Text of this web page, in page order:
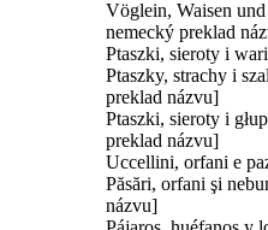
Vöglein, Waisen
nemecký preklad
Ptaszki, sieroty i
Ptaszky, strachy i
preklad názvu]
Ptaszki, sieroty i
preklad názvu]
Uccellini, orfani e
Păsări, orfani şi
názvu]